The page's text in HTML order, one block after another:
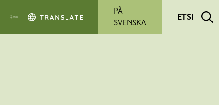
PÅ
SVENSKA
ETSI